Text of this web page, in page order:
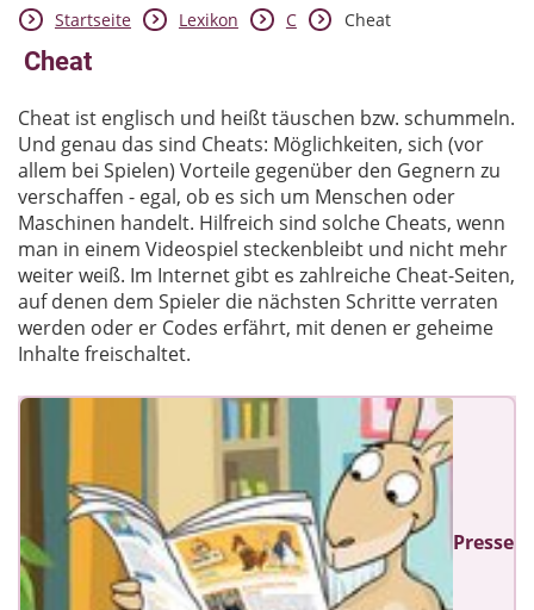
Aktuelles
Startseite Lexikon C Cheat
Cheat
Cheat ist englisch und heißt täuschen bzw. schummeln.
Und genau das sind Cheats: Möglichkeiten, sich (vor
allem bei Spielen) Vorteile gegenüber den Gegnern zu
verschaffen - egal, ob es sich um Menschen oder
Maschinen handelt. Hilfreich sind solche Cheats, wenn
man in einem Videospiel steckenbleibt und nicht mehr
weiter weiß. Im Internet gibt es zahlreiche Cheat-Seiten,
auf denen dem Spieler die nächsten Schritte verraten
werden oder er Codes erfährt, mit denen er geheime
Inhalte freischaltet.
Presse